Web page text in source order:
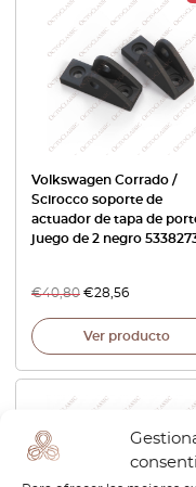
Volkswagen Corrado /
Scirocco soporte de
actuador de tapa de
juego de 2 negro
€40,80 €28,56
Ver producto